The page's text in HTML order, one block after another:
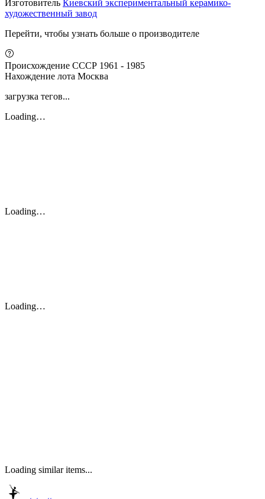
Изготовитель Киевский экспериментальный керамико-
художественный завод
Перейти, чтобы узнать больше о производителе
Происхождение СССР 1961 - 1985
Нахождение лота Москва
загрузка тегов...
Loading…
Loading…
Loading…
Loading similar items...